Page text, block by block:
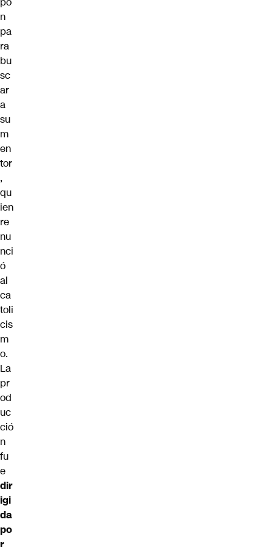
n
pa
ra
bu
sc
ar
a
su
m
en
tor
,
qu
ien
re
nu
nci
ó
al
ca
toli
cis
m
o.
La
pr
od
uc
ció
n
fu
e
dir
igi
da
po
r